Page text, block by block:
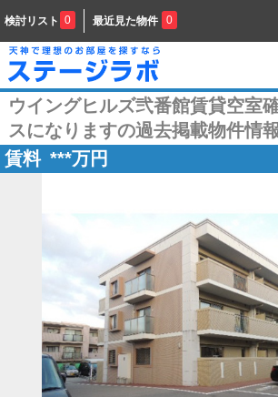
検討リスト 0 最近見た物件 0
ウイングヒルズ弐番館賃貸空室
スになりますの過去掲載物件情
賃料 ***万円